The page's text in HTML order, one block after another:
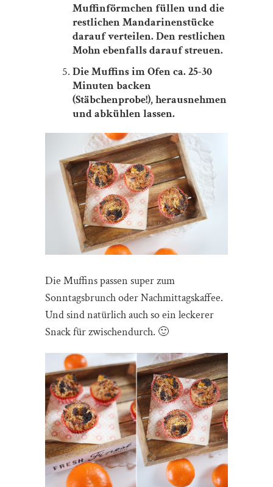
Muffinförmchen füllen und die
restlichen Mandarinenstücke
darauf verteilen. Den restlichen
Mohn ebenfalls darauf streuen.
Die Muffins im Ofen ca. 25-30
Minuten backen
(Stäbchenprobe!), herausnehmen
und abkühlen lassen.
Die Muffins passen super zum
Sonntagsbrunch oder Nachmittagskaffee.
Und sind natürlich auch so ein leckerer
Snack für zwischendurch. 🙂